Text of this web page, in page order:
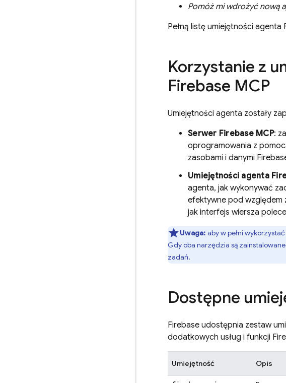
Pomóż mi wdrożyć nową
Pełną listę umiejętności agenta
Korzystanie z
Firebase MCP
Umiejętności agenta zostały
Serwer Firebase MCP:
oprogramowania z
zasobami i danymi
Umiejętności agenta
agenta, jak wykonywać
efektywne pod względem
jak interfejs wiersza
Uwaga: aby w pełni
Gdy oba narzędzia są
zadań.
Dostępne
Firebase udostępnia zestaw
dodatkowych usług i funkcji
Umiejętność Opis